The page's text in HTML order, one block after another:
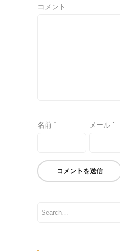
コメント
名前 * メール *